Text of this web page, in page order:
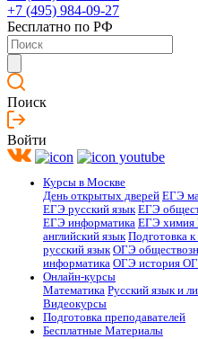
+7 (495) 984-09-27
Бесплатно по РФ
Поиск
Войти
Курсы в Москве
День открытых дверей ЕГЭ
ЕГЭ русский язык ЕГЭ
ЕГЭ информатика ЕГЭ химия
английский язык Подготовка
русский язык ОГЭ
информатика ОГЭ история
Онлайн-курсы
Математика Русский язык и
Видеокурсы
Подготовка преподавателей
Бесплатные Материалы